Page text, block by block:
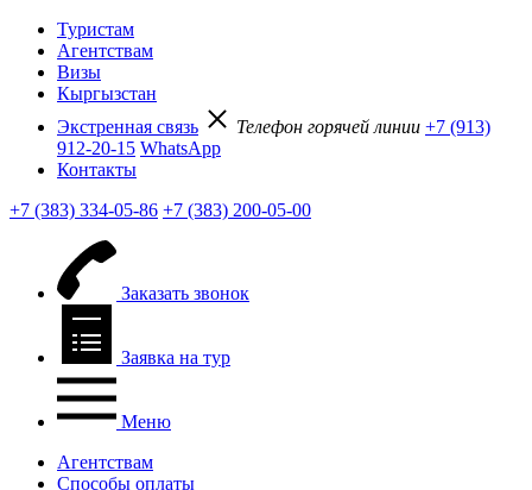
Туристам
Агентствам
Визы
Кыргызстан
Экстренная связь
Телефон горячей линии +7 (913)
912-20-15 WhatsApp
Контакты
+7 (383) 334-05-86 +7 (383) 200-05-00
Заказать звонок
Заявка на тур
Меню
Агентствам
Способы оплаты